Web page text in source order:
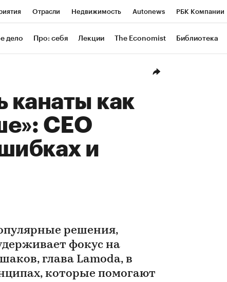
Отрасли Недвижимость Autonews РБК Компании
РБК Life Тренды Визионеры Национальные
дело Про: себя Лекции The Economist Библиотека
канаты как
CEO
и
решения,
фокус на
глава Lamoda, в
которые помогают